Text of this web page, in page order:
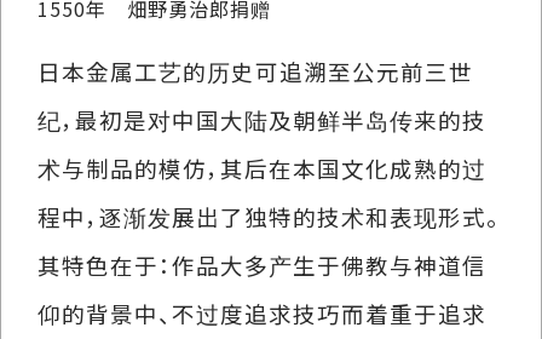
1550年 畑野勇治郎捐赠
日本金属工艺的历史可追溯至公元前三世
纪，最初是对中国大陆及朝鲜半岛传来的技
术与制品的模仿，其后在本国文化成熟的过
程中，逐渐发展出了独特的技术和表现形式。
其特色在于：作品大多产生于佛教与神道信
仰的背景中、不过度追求技巧而着重于追求